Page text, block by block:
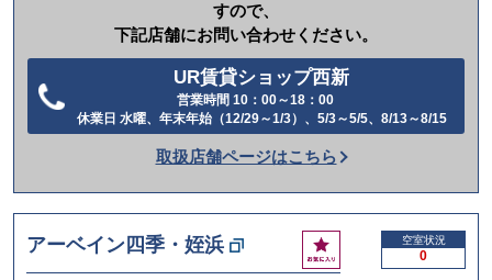
すので、
下記店舗にお問い合わせください。
UR賃貸ショップ西新
営業時間 10：00～18：00
休業日 水曜、年末年始（12/29～1/3）、5/3～5/5、8/13～8/15
話
か
け
る
取扱店舗ページはこちら
アーベイン四季・姪浜
お
気
空室状況
0